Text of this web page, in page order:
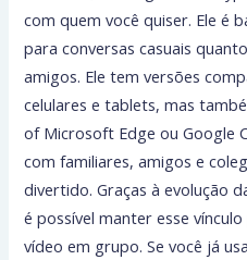
com quem você quiser. Ele é
para conversas casuais
amigos. Ele tem versões
celulares e tablets, mas
of Microsoft Edge ou Google
com familiares, amigos e
divertido. Graças à evolução
é possível manter esse
vídeo em grupo. Se você já